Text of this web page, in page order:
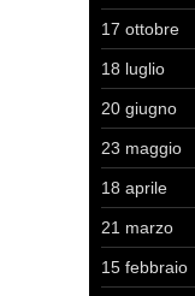
17 ottobre
18 luglio
20 giugno
23 maggio
18 aprile
21 marzo
15 febbraio